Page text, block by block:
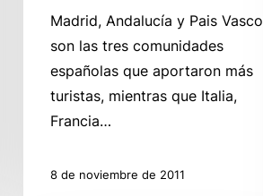
Madrid, Andalucía y Pais Vasco
son las tres comunidades
españolas que aportaron más
turistas, mientras que Italia,
Francia…
8 de noviembre de 2011